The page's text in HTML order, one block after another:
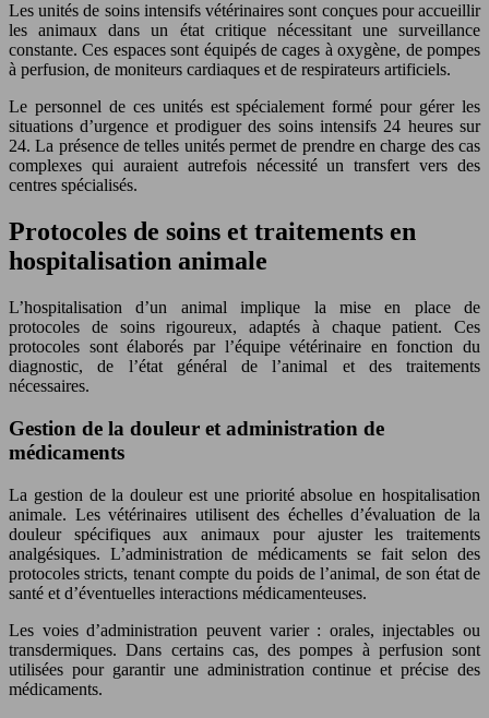
Les unités de soins intensifs vétérinaires sont conçues pour accueillir
les animaux dans un état critique nécessitant une surveillance
constante. Ces espaces sont équipés de cages à oxygène, de pompes
à perfusion, de moniteurs cardiaques et de respirateurs artificiels.
Le personnel de ces unités est spécialement formé pour gérer les
situations d’urgence et prodiguer des soins intensifs 24 heures sur
24. La présence de telles unités permet de prendre en charge des cas
complexes qui auraient autrefois nécessité un transfert vers des
centres spécialisés.
Protocoles de soins et traitements en
hospitalisation animale
L’hospitalisation d’un animal implique la mise en place de
protocoles de soins rigoureux, adaptés à chaque patient. Ces
protocoles sont élaborés par l’équipe vétérinaire en fonction du
diagnostic, de l’état général de l’animal et des traitements
nécessaires.
Gestion de la douleur et administration de
médicaments
La gestion de la douleur est une priorité absolue en hospitalisation
animale. Les vétérinaires utilisent des échelles d’évaluation de la
douleur spécifiques aux animaux pour ajuster les traitements
analgésiques. L’administration de médicaments se fait selon des
protocoles stricts, tenant compte du poids de l’animal, de son état de
santé et d’éventuelles interactions médicamenteuses.
Les voies d’administration peuvent varier : orales, injectables ou
transdermiques. Dans certains cas, des pompes à perfusion sont
utilisées pour garantir une administration continue et précise des
médicaments.